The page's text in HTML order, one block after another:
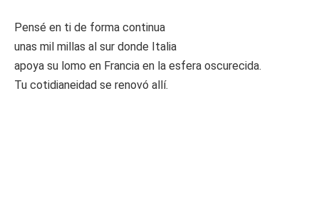
Pensé en ti de forma continua
unas mil millas al sur donde Italia
apoya su lomo en Francia en la esfera oscurecida.
Tu cotidianeidad se renovó allí.